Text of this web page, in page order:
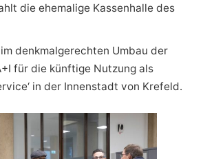
die ehemalige Kassenhalle des
denkmalgerechten Umbau der
für die künftige Nutzung als
in der Innenstadt von Krefeld.